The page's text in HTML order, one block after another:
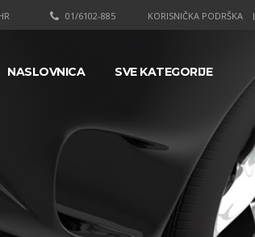
KORISNIČKA PODRŠKA
01/6102-885
NASLOVNICA SVE KATEGORIJE